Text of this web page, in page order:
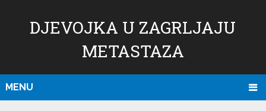
DJEVOJKA U ZAGRLJAJU
METASTAZA
MENU